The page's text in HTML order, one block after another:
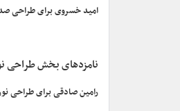
امید خسروی برای طراحی
نامزدهای بخش طراحی
رامین صادقی برای طراحی